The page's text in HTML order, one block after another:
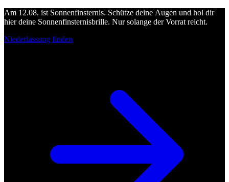
Am 12.08. ist Sonnenfinsternis. Schütze deine Augen und hol dir
hier deine Sonnenfinsternisbrille. Nur solange der Vorrat reicht.
Niederlassung finden